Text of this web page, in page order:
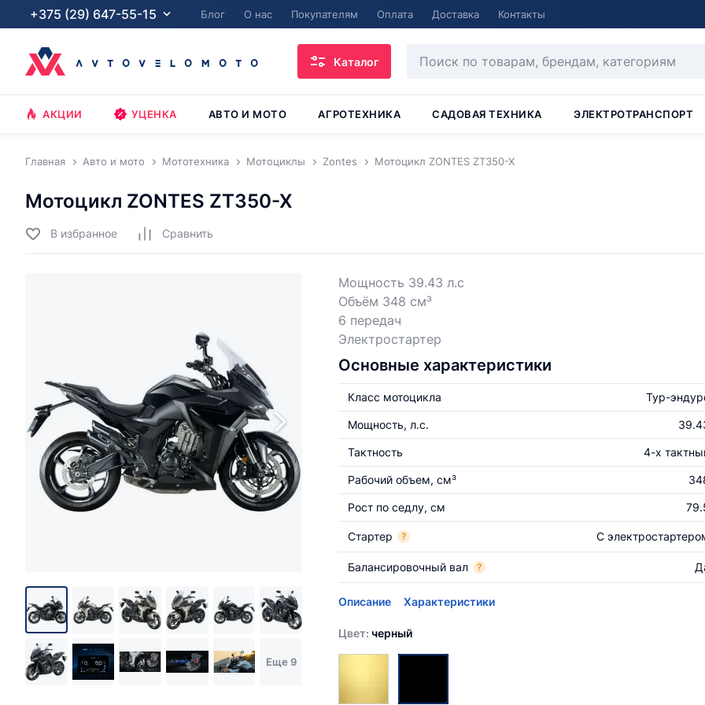
+375 (29) 647-55-15 Блог О нас Покупателям Оплата Доставка Контакты
Каталог
АКЦИИ УЦЕНКА АВТО И МОТО АГРОТЕХНИКА САДОВАЯ ТЕХНИКА ЭЛЕКТРОТРАНСПОРТ
Главная Авто и мото Мототехника Мотоциклы Zontes Мотоцикл ZONTES ZT350-X
Мотоцикл ZONTES ZT350-X
В избранное Cравнить
Еще 9
Мощность 39.43 л.с
Объём 348 см³
6 передач
Электростартер
Основные характеристики
Класс мотоцикла Тур-
Мощность, л.с.
Тактность 4-х
Рабочий объем, см³
Рост по седлу, см
Стартер ? С
Балансировочный вал ?
Описание Характеристики
Цвет: черный